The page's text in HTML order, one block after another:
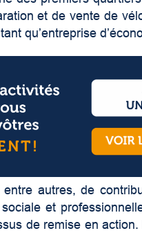
et de vente de
qu’entreprise
autres, de
sociale et
de remise en